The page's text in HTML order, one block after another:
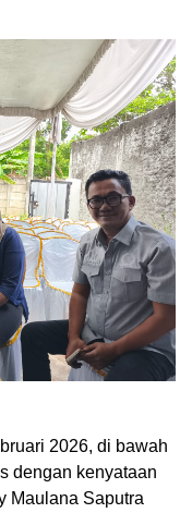
2026, di bawah
dengan kenyataan
Maulana Saputra